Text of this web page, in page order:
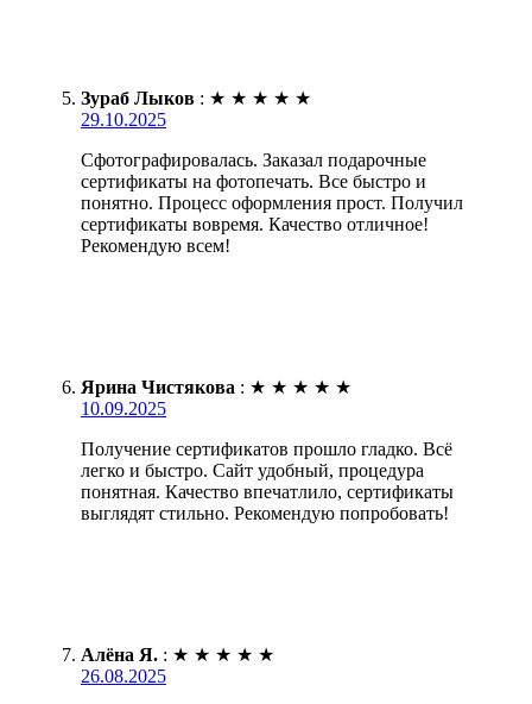
Зураб Лыков : ★ ★ ★ ★ ★
29.10.2025
Сфотографировалась. Заказал подарочные
сертификаты на фотопечать. Все быстро и
понятно. Процесс оформления прост. Получил
сертификаты вовремя. Качество отличное!
Рекомендую всем!
Ярина Чистякова : ★ ★ ★ ★ ★
10.09.2025
Получение сертификатов прошло гладко. Всё
легко и быстро. Сайт удобный, процедура
понятная. Качество впечатлило, сертификаты
выглядят стильно. Рекомендую попробовать!
Алёна Я. : ★ ★ ★ ★ ★
26.08.2025